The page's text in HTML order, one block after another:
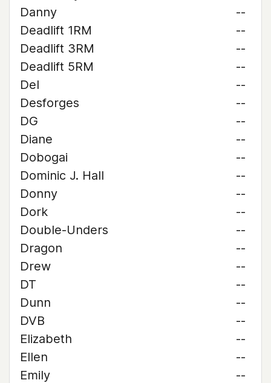
Danny
--
Deadlift 1RM
--
Deadlift 3RM
--
Deadlift 5RM
--
Del
--
Desforges
--
DG
--
Diane
--
Dobogai
--
Dominic J. Hall
--
Donny
--
Dork
--
Double-Unders
--
Dragon
--
Drew
--
DT
--
Dunn
--
DVB
--
Elizabeth
--
Ellen
--
Emily
--